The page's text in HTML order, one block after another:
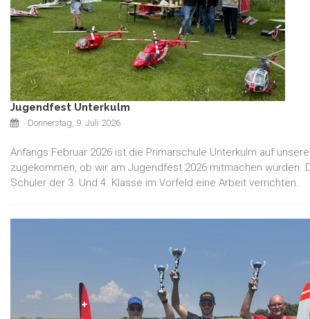
Jugendfest Unterkulm
Donnerstag, 9. Juli 2026
Anfangs Februar 2026 ist die Primarschule Unterkulm auf
zugekommen, ob wir am Jugendfest 2026 mitmachen würden.
Schüler der 3. Und 4. Klasse im Vorfeld eine Arbeit verrichten.